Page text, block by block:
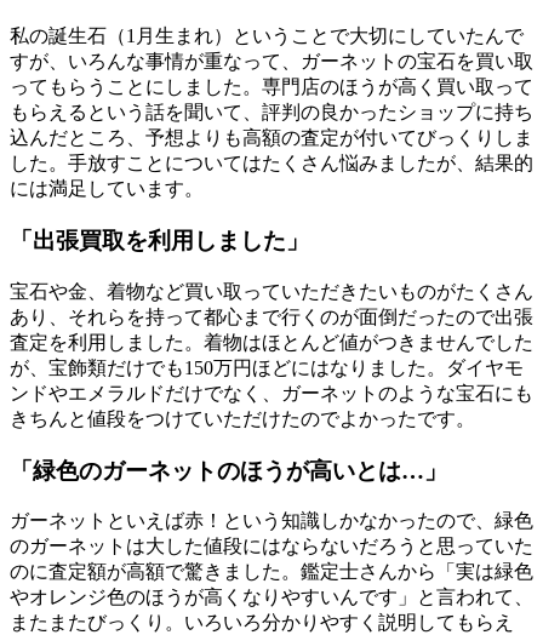
私の誕生石（1月生まれ）ということで大切にしていたんで
すが、いろんな事情が重なって、ガーネットの宝石を買い取
ってもらうことにしました。専門店のほうが高く買い取って
もらえるという話を聞いて、評判の良かったショップに持ち
込んだところ、予想よりも高額の査定が付いてびっくりしま
した。手放すことについてはたくさん悩みましたが、結果的
には満足しています。
「出張買取を利用しました」
宝石や金、着物など買い取っていただきたいものがたくさん
あり、それらを持って都心まで行くのが面倒だったので出張
査定を利用しました。着物はほとんど値がつきませんでした
が、宝飾類だけでも150万円ほどにはなりました。ダイヤモ
ンドやエメラルドだけでなく、ガーネットのような宝石にも
きちんと値段をつけていただけたのでよかったです。
「緑色のガーネットのほうが高いとは…」
ガーネットといえば赤！という知識しかなかったので、緑色
のガーネットは大した値段にはならないだろうと思っていた
のに査定額が高額で驚きました。鑑定士さんから「実は緑色
やオレンジ色のほうが高くなりやすいんです」と言われて、
またまたびっくり。いろいろ分かりやすく説明してもらえ